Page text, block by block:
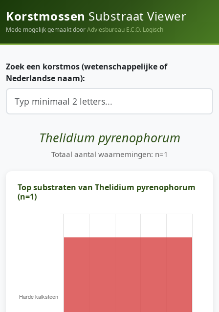
Korstmossen Substraat Viewer
Mede mogelijk gemaakt doorAdviesbureau E.C.O. Logisch
Zoek een korstmos (wetenschappelijke of
Nederlandse naam):
Thelidium pyrenophorum
Totaal aantal waarnemingen: n=1
Top substraten van Thelidium pyrenophorum
(n=1)